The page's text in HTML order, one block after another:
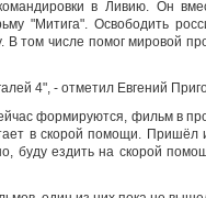
в Ливию. Он
"Митига". Освободить
том числе помог мировой
4", - отметил Евгений
формируются, фильм в
в скорой помощи. Пришёл
буду ездить на скорой